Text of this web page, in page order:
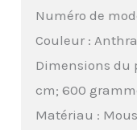
Numéro de
Couleur :
Dimensions du
cm; 600
Matériau :